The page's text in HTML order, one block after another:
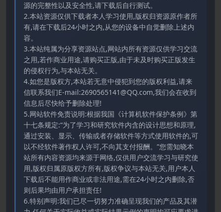
源的完整性以及安全性,请下载后自行测试。
2.本站资源仅供下载者本人学习使用,版权归资源原作者所
有,请在下载后24小时之内,从您的设备中自觉删除上述内
容。
3.本站纯属为分享资源站点,网站内所有资源仅供学习交流
之用,若作商业用途,请购买正版,由于未及时购买正版发生
的侵权行为,与本站无关。
4.如您是版权方,本站若无意中侵犯到您的版权利益,请来
信联系我们E-mail:2690565141@QQ.com,我们会在收到
信息后尽快给予删除处理!
5.网站软件免责说明:根据我国《计算机软件保护条例》第
十七条规定:“为了学习和研究软件内含的设计思想和原理,
通过安装、显示、传输或者存储软件等方式使用软件的,可
以不经软件著作权人许可,不向其支付报酬。”您需知晓本
站所有内容资源均来源于网络,仅供用户交流学习与研究使
用,版权归属原版权方所有,版权争议与本站无关,用户本人
下载后不能用作商业或非法用途,需在24小时之内删除,否
则后果均由用户承担责任!
6.特别声明:我们已尽一切努力准确呈现我们的产品及其潜